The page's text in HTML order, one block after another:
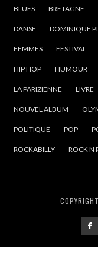
BLUES BRETAGNE
DANSE DOMINIQUE
FEMMES FESTIVAL
HIP HOP HUMOUR
LA PARIZIENNE LIVRE
NOUVEL ALBUM
POLITIQUE POP
ROCKABILLY ROCK N